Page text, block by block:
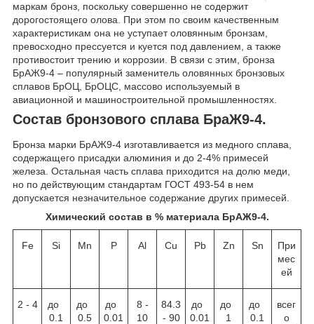
маркам бронз, поскольку совершенно не содержит
дорогостоящего олова. При этом по своим качественным
характеристикам она не уступает оловянным бронзам,
превосходно прессуется и куется под давлением, а также
противостоит трению и коррозии. В связи с этим, бронза
БрАЖ9-4 – популярный заменитель оловянных бронзовых
сплавов БрОЦ, БрОЦС, массово используемый в
авиационной и машиностроительной промышленностях.
Состав бронзового сплава БраЖ9-4.
Бронза марки БрАЖ9-4 изготавливается из медного сплава,
содержащего присадки алюминия и до 2-4% примесей
железа. Остальная часть сплава приходится на долю меди,
но по действующим стандартам ГОСТ 493-54 в нем
допускается незначительное содержание других примесей.
Химический состав в % материала БрАЖ9-4.
Fe Si Mn P Al Cu Pb Zn Sn
При
мес
ей
2 - 4
до
0.1
до
0.5
до
0.01
8 -
10
84.3
- 90
до
0.01
до
1
до
0.1
всег
о